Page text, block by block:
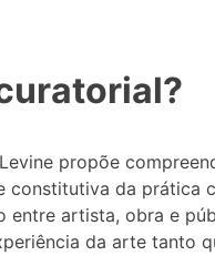
propõe
da prática
entre artista, obra e
da arte tanto